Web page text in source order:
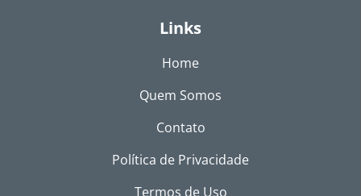
Links
Home
Quem Somos
Contato
Política de Privacidade
Termos de Uso